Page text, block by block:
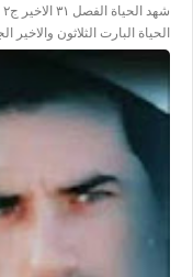
الحياة البارت الثلاثون والاخير